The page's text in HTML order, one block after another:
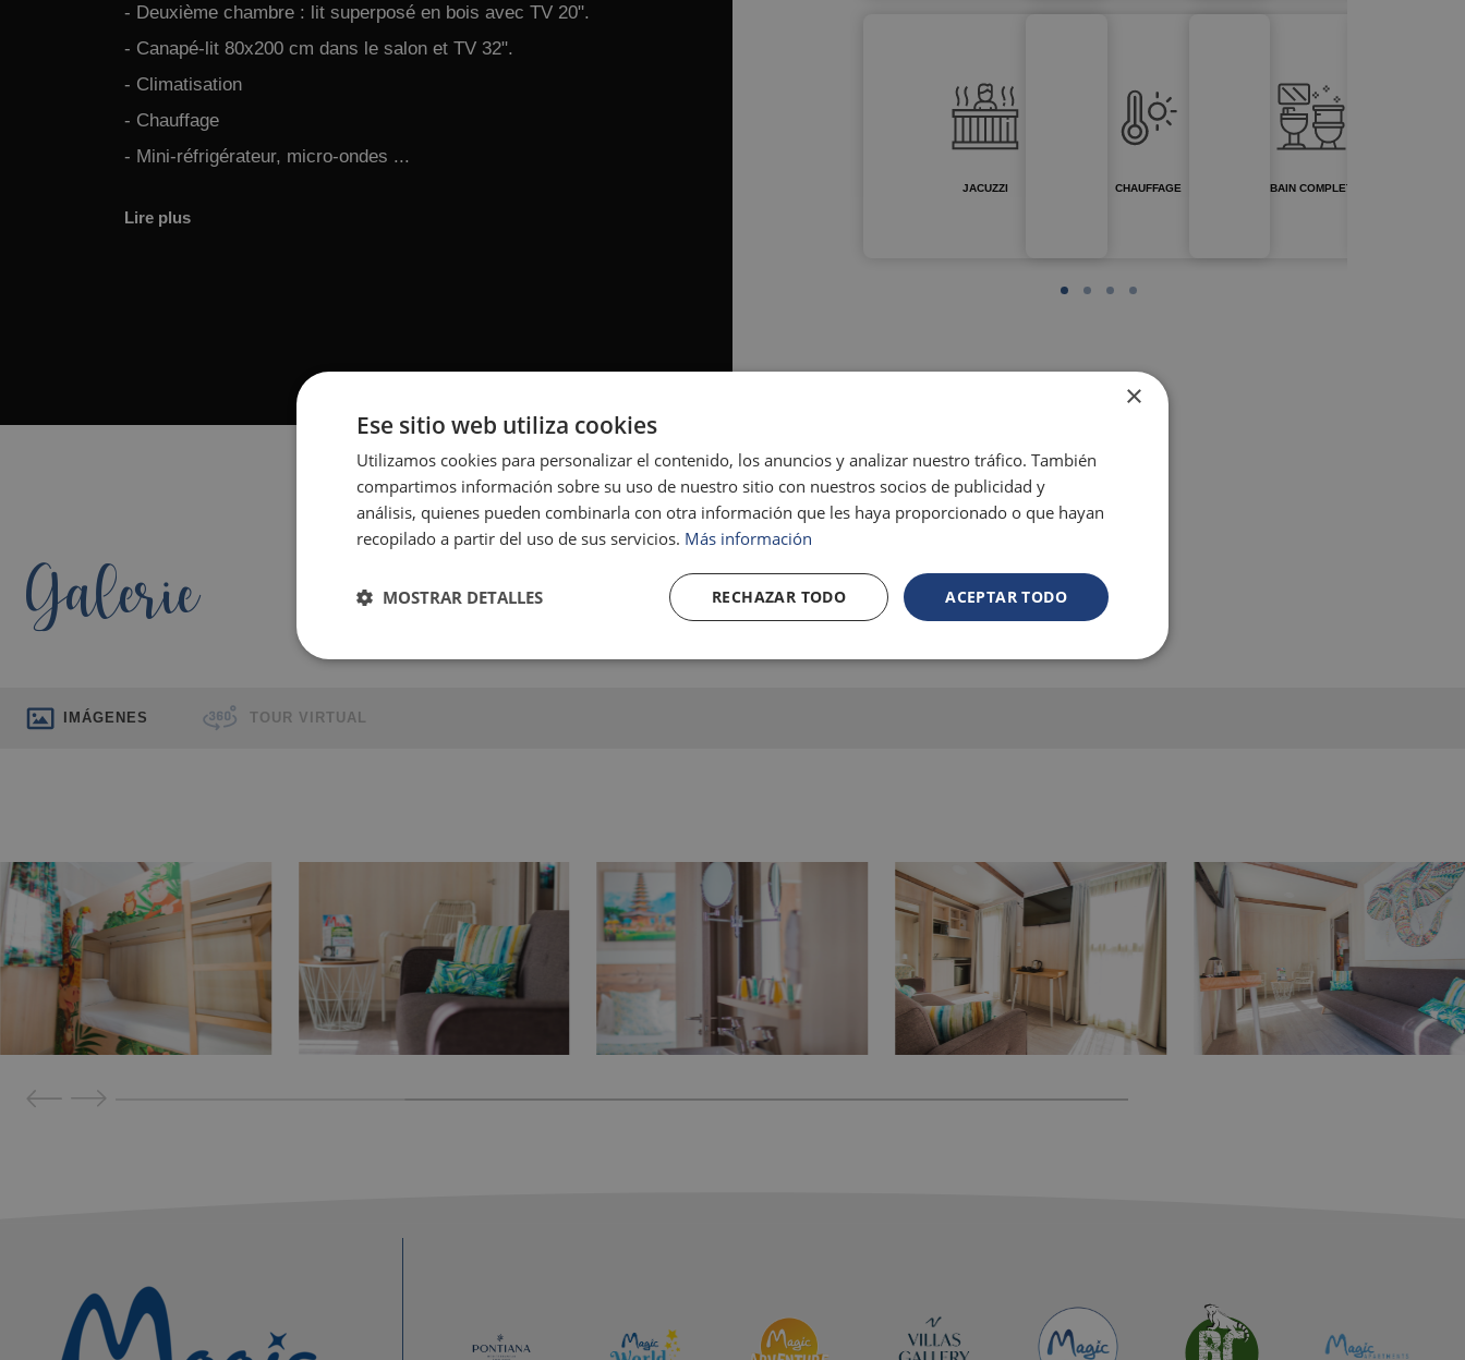
- Deuxième chambre : lit superposé en bois avec TV 20".
- Canapé-lit 80x200 cm dans le salon et TV 32".
- Climatisation
- Chauffage
- Mini-réfrigérateur, micro-ondes ...
Lire plus
JACUZZI CHAUFFAGE BAIN COMPLET
Galerie
IMÁGENES TOUR VIRTUAL
×
Ese sitio web utiliza cookies
Utilizamos cookies para personalizar el contenido, los anuncios y analizar nuestro tráfico. También
compartimos información sobre su uso de nuestro sitio con nuestros socios de publicidad y
análisis, quienes pueden combinarla con otra información que les haya proporcionado o que hayan
recopilado a partir del uso de sus servicios. Más información
ACEPTAR TODO
RECHAZAR TODO
MOSTRAR DETALLES